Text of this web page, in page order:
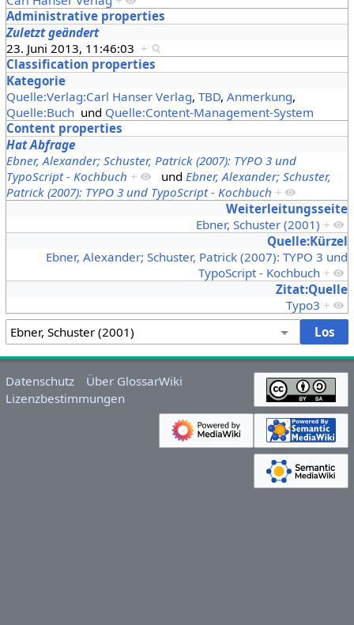
Administrative properties
Zuletzt geändert
23. Juni 2013, 11:46:03 +
Classification properties
Kategorie
Quelle:Verlag:Carl Hanser Verlag, TBD, Anmerkung,
Quelle:Buchund Quelle:Content-Management-System
Content properties
Hat Abfrage
Ebner, Alexander; Schuster, Patrick (2007): TYPO 3 und
TypoScript - Kochbuch + und Ebner, Alexander; Schuster,
Patrick (2007): TYPO 3 und TypoScript - Kochbuch +
Weiterleitungsseite
Ebner, Schuster (2001) +
Quelle:Kürzel
Ebner, Alexander; Schuster, Patrick (2007): TYPO 3 und
TypoScript - Kochbuch +
Zitat:Quelle
Typo3 +
Datenschutz
Über GlossarWiki
Lizenzbestimmungen